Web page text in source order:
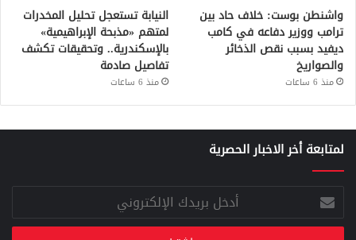
واشنطن بوست: خلاف حاد بين
ترامب ووزير دفاعه في كامب
ديفيد بسبب نقص الذخائر
والصواريخ
منذ 6 ساعات
النيابة تستعجل تحليل المخدرات
لمتهم «مذبحة الإبراهيمية»
بالإسكندرية.. وتحقيقات تكشف
تفاصيل صادمة
منذ 6 ساعات
لمتابعة أخر الاخبار الحصرية
أدخل
بريدك
الإلكتروني